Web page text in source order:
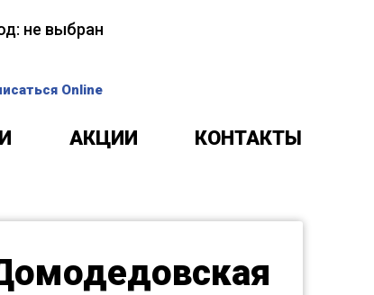
не выбран
Online
АКЦИИ КОНТАКТЫ